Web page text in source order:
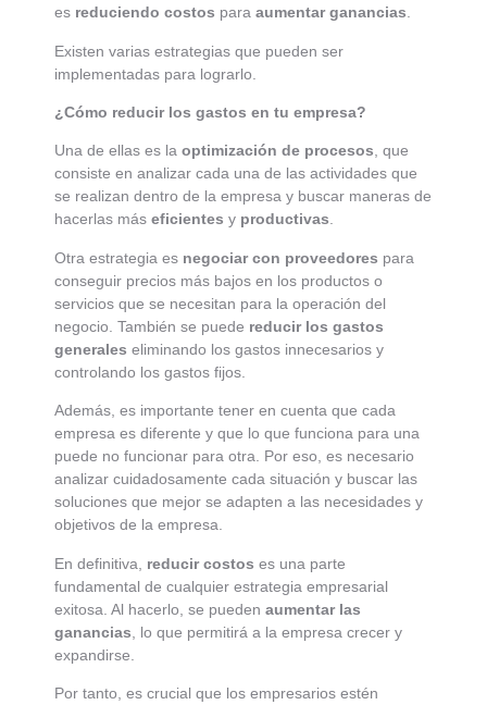
es reduciendo costos para aumentar ganancias.
Existen varias estrategias que pueden ser
implementadas para lograrlo.
¿Cómo reducir los gastos en tu empresa?
Una de ellas es la optimización de procesos, que
consiste en analizar cada una de las actividades que
se realizan dentro de la empresa y buscar maneras de
hacerlas más eficientes y productivas.
Otra estrategia es negociar con proveedores para
conseguir precios más bajos en los productos o
servicios que se necesitan para la operación del
negocio. También se puede reducir los gastos
generales eliminando los gastos innecesarios y
controlando los gastos fijos.
Además, es importante tener en cuenta que cada
empresa es diferente y que lo que funciona para una
puede no funcionar para otra. Por eso, es necesario
analizar cuidadosamente cada situación y buscar las
soluciones que mejor se adapten a las necesidades y
objetivos de la empresa.
En definitiva, reducir costos es una parte
fundamental de cualquier estrategia empresarial
exitosa. Al hacerlo, se pueden aumentar las
ganancias , lo que permitirá a la empresa crecer y
expandirse.
Por tanto, es crucial que los empresarios estén